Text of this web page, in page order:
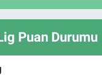
Puan Durumu